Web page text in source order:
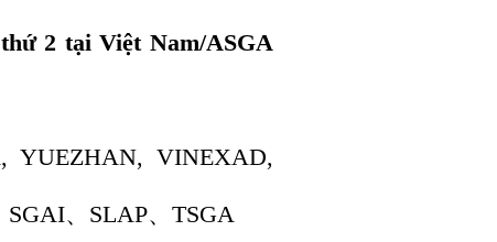
2 tại Việt Nam/ASGA
YUEZHAN, VINEXAD,
、SLAP、TSGA